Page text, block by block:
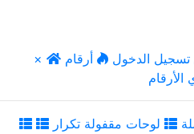
× تسجيل الدخول
أرقام
لوحات مقفولة تكرار